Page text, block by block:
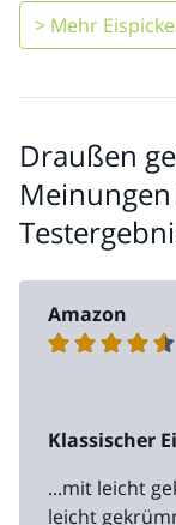
> Mehr
Draußen
Amazon
Klassischer
...mit leicht
leicht